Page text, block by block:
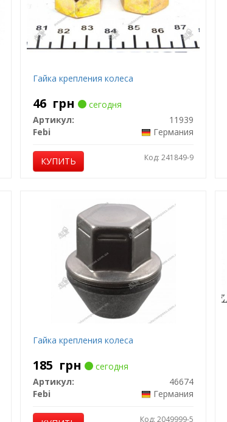
Гайка крепления колеса
46 грн
сегодня
Артикул:
11939
Febi
Германия
КУПИТЬ Код: 241849-9
Гайка крепления колеса
185 грн
сегодня
Артикул:
46674
Febi
Германия
Код: 2049999-5